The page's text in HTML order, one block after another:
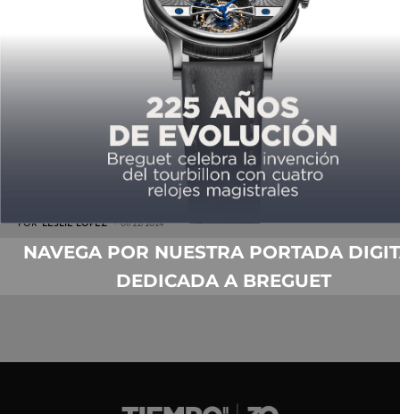
PRIMER AP DE ILARIA RESTA: ROYAL
OAK CONCEPT FLYING TOURBILLON
TAMARA RALPH
POR LESLIE LÓPEZ 01/22/2024
NAVEGA POR NUESTRA PORTADA
DEDICADA A BREGUET